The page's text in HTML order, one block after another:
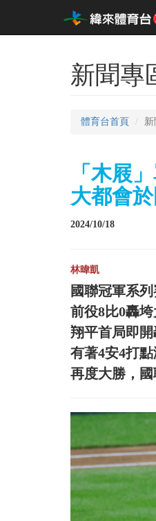
新聞專
體育台首頁 新
「木屐
大都會
2024/10/18
林暐凱
國聯冠軍系
前役8比0轟
翔平首局即
有著4安4打
再度大勝，國